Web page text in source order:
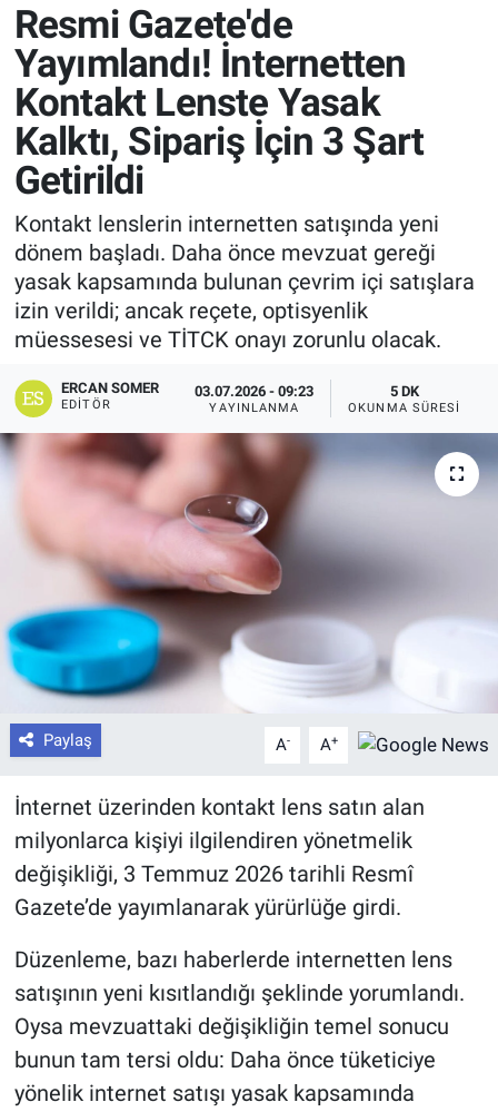
Resmi Gazete'de
Yayımlandı! İnternetten
Kontakt Lenste Yasak
Kalktı, Sipariş İçin 3 Şart
Getirildi
Kontakt lenslerin internetten satışında yeni
dönem başladı. Daha önce mevzuat gereği
yasak kapsamında bulunan çevrim içi satışlara
izin verildi; ancak reçete, optisyenlik
müessesesi ve TİTCK onayı zorunlu olacak.
ERCAN SOMER
EDITÖR
03.07.2026 - 09:23
YAYINLANMA
5 DK
OKUNMA SÜRESI
Paylaş A- A+
İnternet üzerinden kontakt lens satın alan
milyonlarca kişiyi ilgilendiren yönetmelik
değişikliği, 3 Temmuz 2026 tarihli Resmî
Gazete’de yayımlanarak yürürlüğe girdi.
Düzenleme, bazı haberlerde internetten lens
satışının yeni kısıtlandığı şeklinde yorumlandı.
Oysa mevzuattaki değişikliğin temel sonucu
bunun tam tersi oldu: Daha önce tüketiciye
yönelik internet satışı yasak kapsamında